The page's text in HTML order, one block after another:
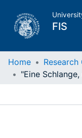
FIS
Home
Home